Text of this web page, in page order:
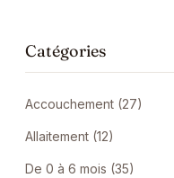
Catégories
Accouchement (27)
Allaitement (12)
De 0 à 6 mois (35)